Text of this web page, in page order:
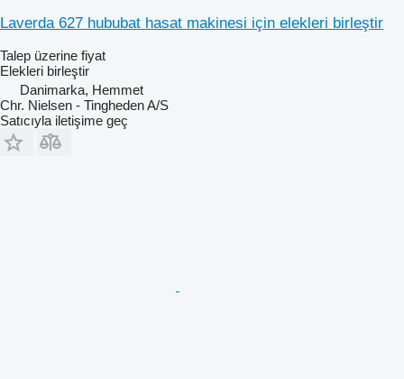
Laverda 627 hububat hasat makinesi için elekleri birleştir
Talep üzerine fiyat
Elekleri birleştir
Danimarka, Hemmet
Chr. Nielsen - Tingheden A/S
Satıcıyla iletişime geç